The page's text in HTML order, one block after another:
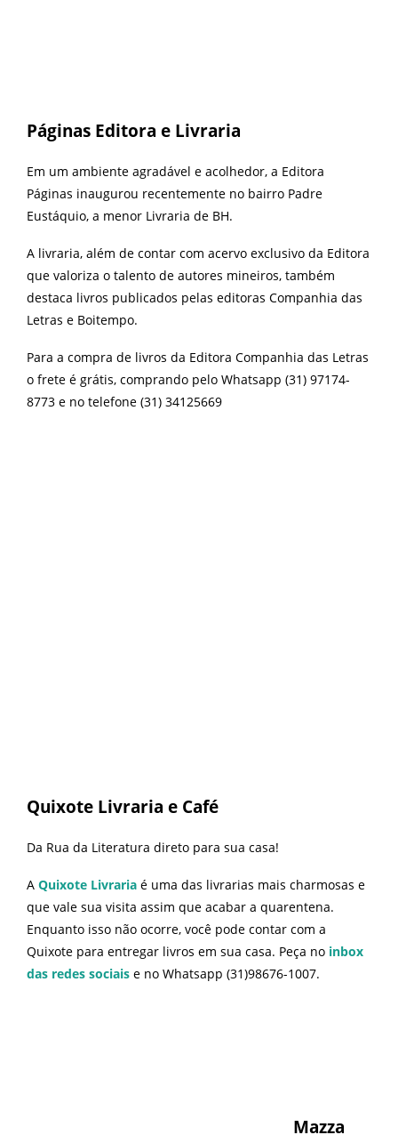
Páginas Editora e Livraria
Em um ambiente agradável e acolhedor, a Editora
Páginas inaugurou recentemente no bairro Padre
Eustáquio, a menor Livraria de BH.
A livraria, além de contar com acervo exclusivo da Editora
que valoriza o talento de autores mineiros, também
destaca livros publicados pelas editoras Companhia das
Letras e Boitempo.
Para a compra de livros da Editora Companhia das Letras
o frete é grátis, comprando pelo Whatsapp (31) 97174-
8773 e no telefone (31) 34125669
Quixote Livraria e Café
Da Rua da Literatura direto para sua casa!
A Quixote Livraria é uma das livrarias mais charmosas e
que vale sua visita assim que acabar a quarentena.
Enquanto isso não ocorre, você pode contar com a
Quixote para entregar livros em sua casa. Peça no inbox
das redes sociais e no Whatsapp (31)98676-1007.
Mazza